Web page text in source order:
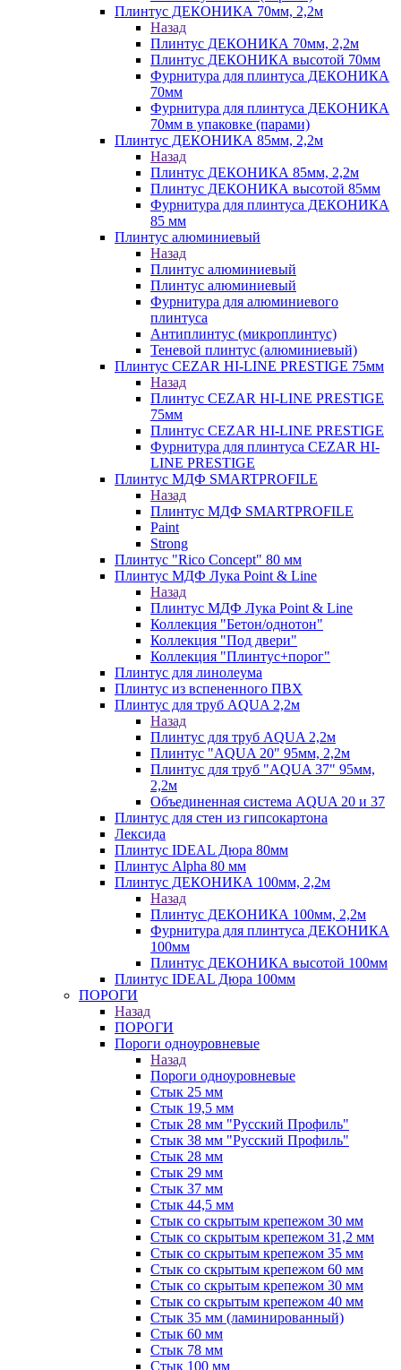
Плинтус ДЕКОНИКА 70мм, 2,2м
Назад
Плинтус ДЕКОНИКА 70мм, 2,2м
Плинтус ДЕКОНИКА высотой 70мм
Фурнитура для плинтуса ДЕКОНИКА
70мм
Фурнитура для плинтуса ДЕКОНИКА
70мм в упаковке (парами)
Плинтус ДЕКОНИКА 85мм, 2,2м
Назад
Плинтус ДЕКОНИКА 85мм, 2,2м
Плинтус ДЕКОНИКА высотой 85мм
Фурнитура для плинтуса ДЕКОНИКА
85 мм
Плинтус алюминиевый
Назад
Плинтус алюминиевый
Плинтус алюминиевый
Фурнитура для алюминиевого
плинтуса
Антиплинтус (микроплинтус)
Теневой плинтус (алюминиевый)
Плинтус CEZAR HI-LINE PRESTIGE 75мм
Назад
Плинтус CEZAR HI-LINE PRESTIGE
75мм
Плинтус CEZAR HI-LINE PRESTIGE
Фурнитура для плинтуса CEZAR HI-
LINE PRESTIGE
Плинтус МДФ SMARTPROFILE
Назад
Плинтус МДФ SMARTPROFILE
Paint
Strong
Плинтус "Rico Concept" 80 мм
Плинтус МДФ Лука Point & Line
Назад
Плинтус МДФ Лука Point & Line
Коллекция "Бетон/однотон"
Коллекция "Под двери"
Коллекция "Плинтус+порог"
Плинтус для линолеума
Плинтус из вспененного ПВХ
Плинтус для труб AQUA 2,2м
Назад
Плинтус для труб AQUA 2,2м
Плинтус "AQUA 20" 95мм, 2,2м
Плинтус для труб "AQUA 37" 95мм,
2,2м
Объединенная система AQUA 20 и 37
Плинтус для стен из гипсокартона
Лексида
Плинтус IDEAL Дюра 80мм
Плинтус Alpha 80 мм
Плинтус ДЕКОНИКА 100мм, 2,2м
Назад
Плинтус ДЕКОНИКА 100мм, 2,2м
Фурнитура для плинтуса ДЕКОНИКА
100мм
Плинтус ДЕКОНИКА высотой 100мм
Плинтус IDEAL Дюра 100мм
ПОРОГИ
Назад
ПОРОГИ
Пороги одноуровневые
Назад
Пороги одноуровневые
Стык 25 мм
Стык 19,5 мм
Стык 28 мм "Русский Профиль"
Стык 38 мм "Русский Профиль"
Стык 28 мм
Стык 29 мм
Стык 37 мм
Стык 44,5 мм
Стык со скрытым крепежом 30 мм
Стык со скрытым крепежом 31,2 мм
Стык со скрытым крепежом 35 мм
Стык со скрытым крепежом 60 мм
Стык со скрытым крепежом 30 мм
Стык со скрытым крепежом 40 мм
Стык 35 мм (ламинированный)
Стык 60 мм
Стык 78 мм
Стык 100 мм